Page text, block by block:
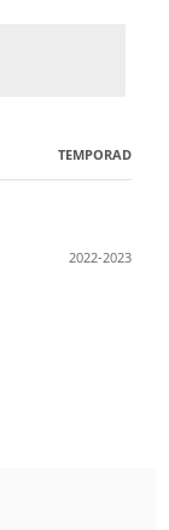
TEMPORADA
2022-2023